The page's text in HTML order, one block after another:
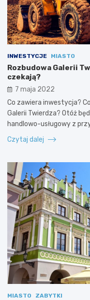
INWESTYCJE MIASTO
Rozbudowa Galerii
czekają?
7 maja 2022
Co zawiera inwestycja?
Galerii Twierdza? Otóż
handlowo-usługowy z
Czytaj dalej
MIASTO ZABYTKI